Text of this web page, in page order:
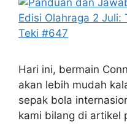
Hari ini, bermain
akan lebih mudah
sepak bola
kami bilang di artikel